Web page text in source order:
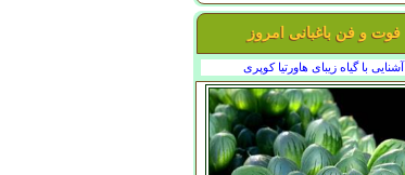
فوت و فن باغبانی امروز
آشنایی با گیاه زیبای هاورتیا کوپری